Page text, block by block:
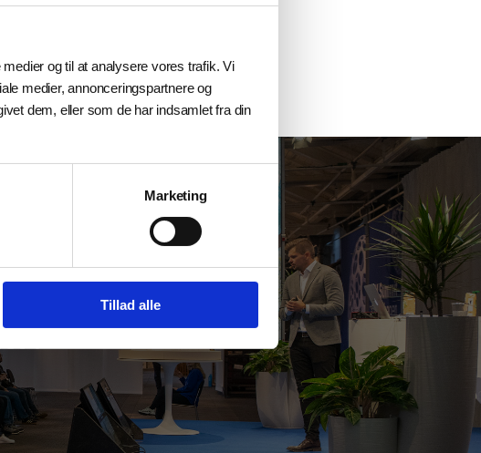
og til at analysere vores trafik. Vi
medier, annonceringspartnere og
dem, eller som de har indsamlet fra din
Marketing
Tillad alle
BOD2 3D-konstruktionsprinter.
– eller en styrke?